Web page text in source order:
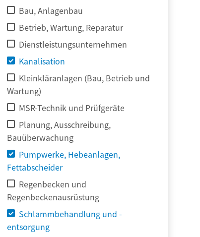
Bau, Anlagenbau
Betrieb, Wartung, Reparatur
Dienstleistungsunternehmen
Kanalisation
Kleinkläranlagen (Bau, Betrieb und
Wartung)
MSR-Technik und Prüfgeräte
Planung, Ausschreibung,
Bauüberwachung
Pumpwerke, Hebeanlagen,
Fettabscheider
Regenbecken und
Regenbeckenausrüstung
Schlammbehandlung und -
entsorgung